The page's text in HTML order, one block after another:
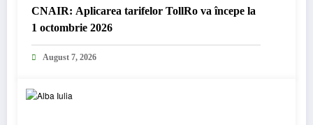
CNAIR: Aplicarea tarifelor TollRo va începe la
1 octombrie 2026
August 7, 2026